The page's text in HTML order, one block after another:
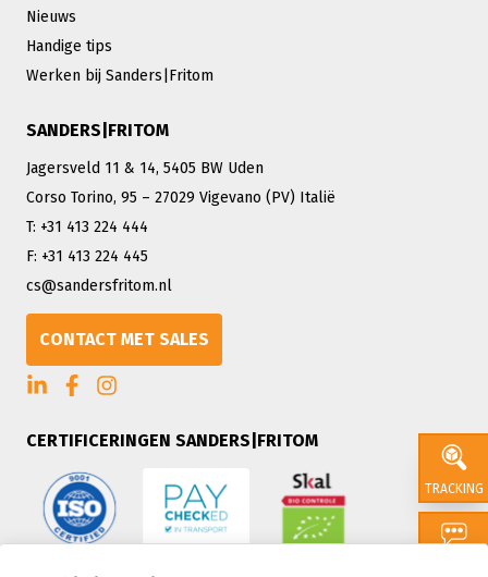
TRACKING
Nieuws
Handige tips
Werken bij Sanders|Fritom
SANDERS|FRITOM
Jagersveld 11 & 14, 5405 BW Uden
Corso Torino, 95 – 27029 Vigevano (PV) Italië
T: +31 413 224 444
F: +31 413 224 445
cs@sandersfritom.nl
CONTACT MET SALES
CERTIFICERINGEN SANDERS|FRITOM